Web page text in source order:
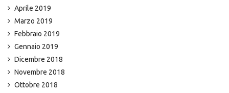
Aprile 2019
Marzo 2019
Febbraio 2019
Gennaio 2019
Dicembre 2018
Novembre 2018
Ottobre 2018